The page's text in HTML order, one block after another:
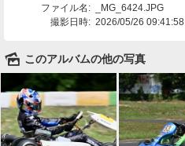
ファイル名:
_MG_6424.JPG
撮影日時: 2026/05/26 09:41:58
🌄 このアルバムの他の写真